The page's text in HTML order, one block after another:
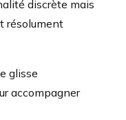
discrète mais
résolument
glisse
accompagner